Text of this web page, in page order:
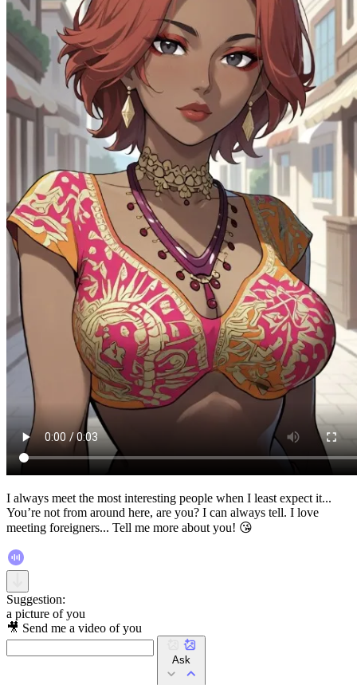
I always meet the most interesting people when I least expect it...
You’re not from around here, are you? I can always tell. I love
meeting foreigners... Tell me more about you! 😘
Suggestion:
a picture of you
🎥 Send me a video of you
Ask